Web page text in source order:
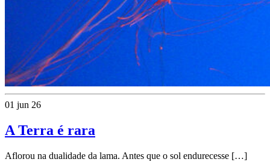
01 jun 26
A Terra é rara
Aflorou na dualidade da lama. Antes que o sol endurecesse […]